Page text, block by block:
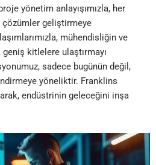
yönetim anlayışımızla, her
çözümler geliştirmeye
mühendisliğin ve
kitlelere ulaştırmayı
sadece bugünün değil,
yöneliktir. Franklins
endüstrinin geleceğini inşa